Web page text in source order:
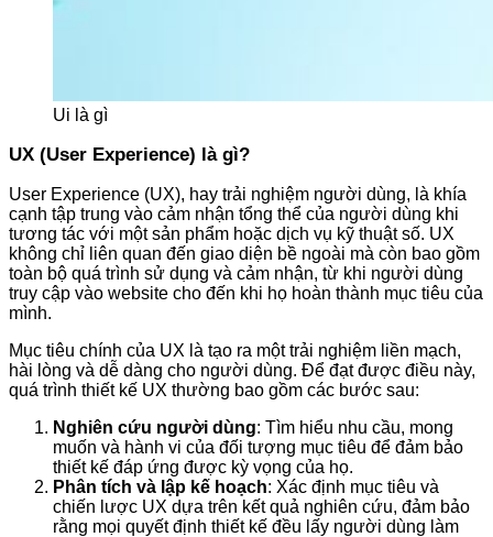
Ui là gì
UX (User Experience) là gì?
User Experience (UX), hay trải nghiệm người dùng, là khía
cạnh tập trung vào cảm nhận tổng thể của người dùng khi
tương tác với một sản phẩm hoặc dịch vụ kỹ thuật số. UX
không chỉ liên quan đến giao diện bề ngoài mà còn bao gồm
toàn bộ quá trình sử dụng và cảm nhận, từ khi người dùng
truy cập vào website cho đến khi họ hoàn thành mục tiêu của
mình.
Mục tiêu chính của UX là tạo ra một trải nghiệm liền mạch,
hài lòng và dễ dàng cho người dùng. Để đạt được điều này,
quá trình thiết kế UX thường bao gồm các bước sau:
Nghiên cứu người dùng: Tìm hiểu nhu cầu, mong
muốn và hành vi của đối tượng mục tiêu để đảm bảo
thiết kế đáp ứng được kỳ vọng của họ.
Phân tích và lập kế hoạch: Xác định mục tiêu và
chiến lược UX dựa trên kết quả nghiên cứu, đảm bảo
rằng mọi quyết định thiết kế đều lấy người dùng làm